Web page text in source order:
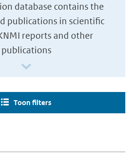
database contains the
publications in scientific
reports and other
publications
Toon filters